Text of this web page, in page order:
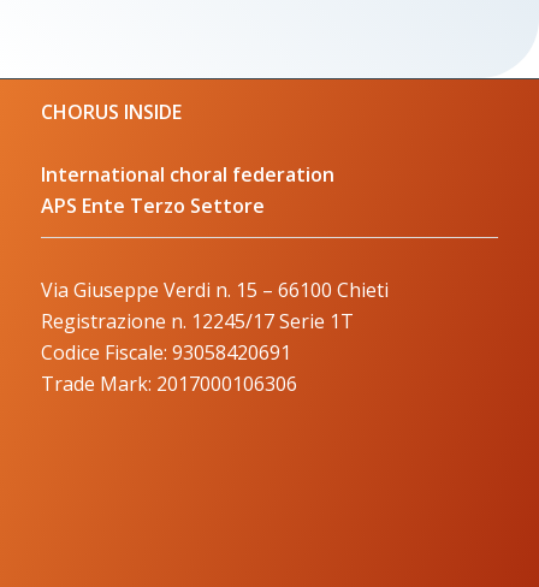
CHORUS INSIDE
International choral federation
APS Ente Terzo Settore
Via Giuseppe Verdi n. 15 – 66100 Chieti
Registrazione n. 12245/17 Serie 1T
Codice Fiscale: 93058420691
Trade Mark: 2017000106306